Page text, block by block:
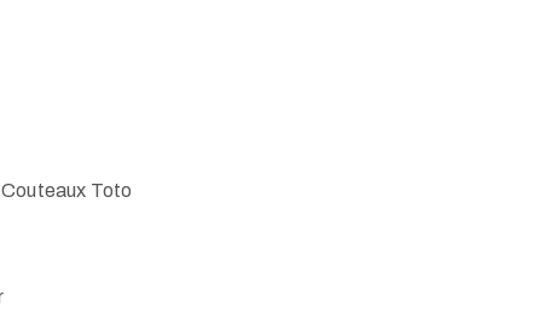
Toto